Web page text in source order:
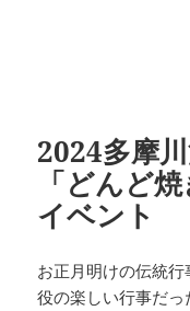
2024多摩
「どんど
イベント
お正月明けの伝統
役の楽しい行事だ